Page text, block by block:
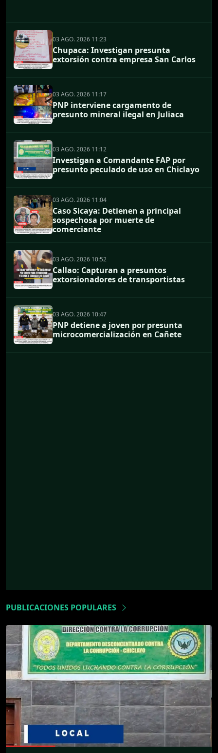
03 AGO. 2026 11:23
Chupaca: Investigan presunta
extorsión contra empresa San Carlos
03 AGO. 2026 11:17
PNP interviene cargamento de
presunto mineral ilegal en Juliaca
03 AGO. 2026 11:12
Investigan a Comandante FAP por
presunto peculado de uso en Chiclayo
03 AGO. 2026 11:04
Caso Sicaya: Detienen a principal
sospechosa por muerte de
comerciante
03 AGO. 2026 10:52
Callao: Capturan a presuntos
extorsionadores de transportistas
03 AGO. 2026 10:47
PNP detiene a joven por presunta
microcomercialización en Cañete
PUBLICACIONES POPULARES